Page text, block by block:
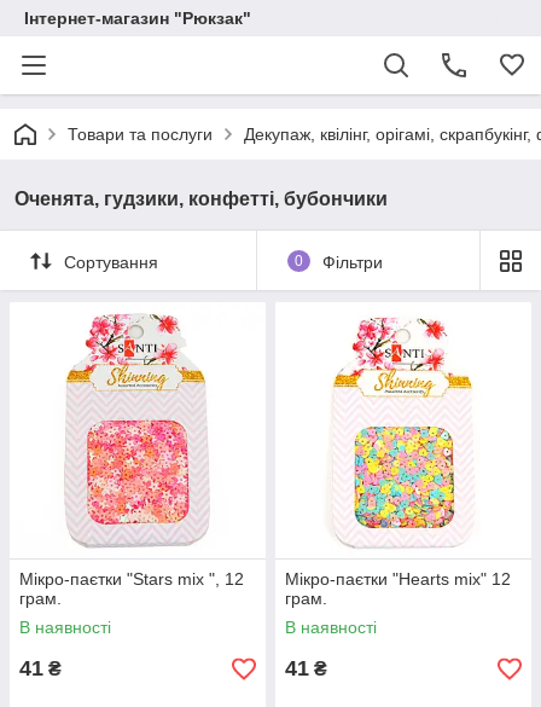
Інтернет-магазин "Рюкзак"
Товари та послуги Декупаж, квілінг, орігамі,
Оченята, гудзики, конфетті, бубончики
Сортування 0 Фільтри
Мікро-паєтки "Stars mix ", 12
грам.
В наявності
41 ₴
Мікро-паєтки "Hearts mix" 12
грам.
В наявності
41 ₴